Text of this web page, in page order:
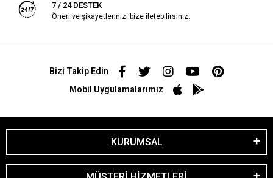
7 / 24 DESTEK
Öneri ve şikayetlerinizi bize iletebilirsiniz.
Bizi Takip Edin
Mobil Uygulamalarımız
KURUMSAL